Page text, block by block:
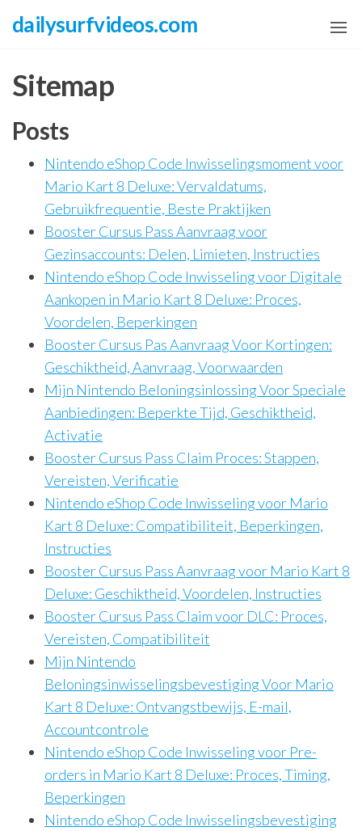
content
dailysurfvideos.com
Sitemap
Posts
Nintendo eShop Code Inwisselingsmoment voor
Mario Kart 8 Deluxe: Vervaldatums,
Gebruikfrequentie, Beste Praktijken
Booster Cursus Pass Aanvraag voor
Gezinsaccounts: Delen, Limieten, Instructies
Nintendo eShop Code Inwisseling voor Digitale
Aankopen in Mario Kart 8 Deluxe: Proces,
Voordelen, Beperkingen
Booster Cursus Pas Aanvraag Voor Kortingen:
Geschiktheid, Aanvraag, Voorwaarden
Mijn Nintendo Beloningsinlossing Voor Speciale
Aanbiedingen: Beperkte Tijd, Geschiktheid,
Activatie
Booster Cursus Pass Claim Proces: Stappen,
Vereisten, Verificatie
Nintendo eShop Code Inwisseling voor Mario
Kart 8 Deluxe: Compatibiliteit, Beperkingen,
Instructies
Booster Cursus Pass Aanvraag voor Mario Kart 8
Deluxe: Geschiktheid, Voordelen, Instructies
Booster Cursus Pass Claim voor DLC: Proces,
Vereisten, Compatibiliteit
Mijn Nintendo
Beloningsinwisselingsbevestiging Voor Mario
Kart 8 Deluxe: Ontvangstbewijs, E-mail,
Accountcontrole
Nintendo eShop Code Inwisseling voor Pre-
orders in Mario Kart 8 Deluxe: Proces, Timing,
Beperkingen
Nintendo eShop Code Inwisselingsbevestiging